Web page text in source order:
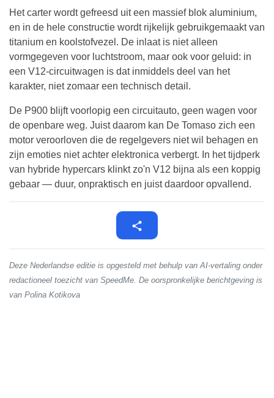
Het carter wordt gefreesd uit een massief blok aluminium,
en in de hele constructie wordt rijkelijk gebruikgemaakt van
titanium en koolstofvezel. De inlaat is niet alleen
vormgegeven voor luchtstroom, maar ook voor geluid: in
een V12-circuitwagen is dat inmiddels deel van het
karakter, niet zomaar een technisch detail.
De P900 blijft voorlopig een circuitauto, geen wagen voor
de openbare weg. Juist daarom kan De Tomaso zich een
motor veroorloven die de regelgevers niet wil behagen en
zijn emoties niet achter elektronica verbergt. In het tijdperk
van hybride hypercars klinkt zo'n V12 bijna als een koppig
gebaar — duur, onpraktisch en juist daardoor opvallend.
Deze Nederlandse editie is opgesteld met behulp van AI-vertaling onder
redactioneel toezicht van SpeedMe. De oorspronkelijke berichtgeving is
van Polina Kotikova